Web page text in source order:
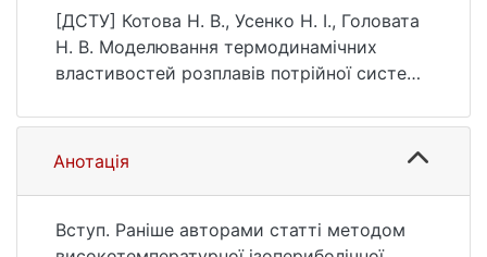
потрійної системи Ag-Ca-Ge. Вісник
Київського національного університету
імені Тараса Шевченка. Хімія, (1(58)), 11–17.
https://doi.org/10.17721/1728-
2209.2023.1(58).2
[ДСТУ] Котова Н. В., Усенко Н. І., Головата
Н. В. Моделювання термодинамічних
властивостей розплавів потрійної системи
національного університету імені Тараса
Шевченка. Хімія. 2023. № 1(58). С. 11—17.
DOI: 10.17721/1728-2209.2023.1(58).2 (дата
Анотація
Вступ. Раніше авторами статті методом